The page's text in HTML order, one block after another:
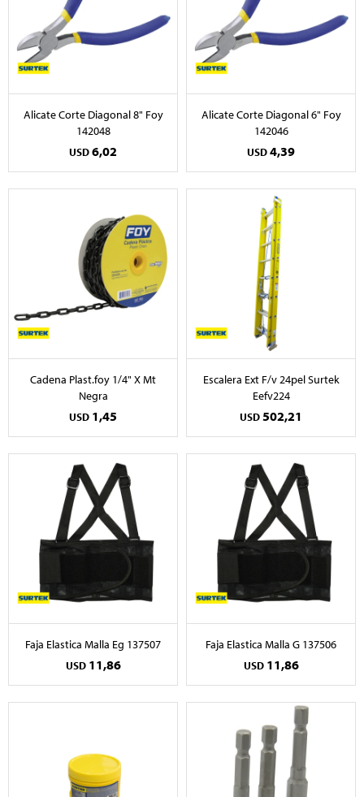
Alicate Corte Diagonal 8" Foy
142048
USD6,02
Alicate Corte Diagonal 6" Foy
142046
USD4,39
Cadena Plast.foy 1/4" X Mt
Negra
USD 1,45
Escalera Ext F/v 24pel Surtek
Eefv224
USD502,21
Faja Elastica Malla Eg 137507
USD 11,86
Faja Elastica Malla G 137506
USD 11,86